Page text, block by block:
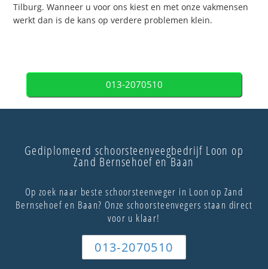
Tilburg. Wanneer u voor ons kiest en met onze vakmensen
werkt dan is de kans op verdere problemen klein.
013-2070510
Gediplomeerd schoorsteenveegbedrijf Loon op
Zand Bernsehoef en Baan
Op zoek naar beste schoorsteenveger in Loon op Zand
Bernsehoef en Baan? Onze schoorsteenvegers staan direct
voor u klaar!
013-2070510